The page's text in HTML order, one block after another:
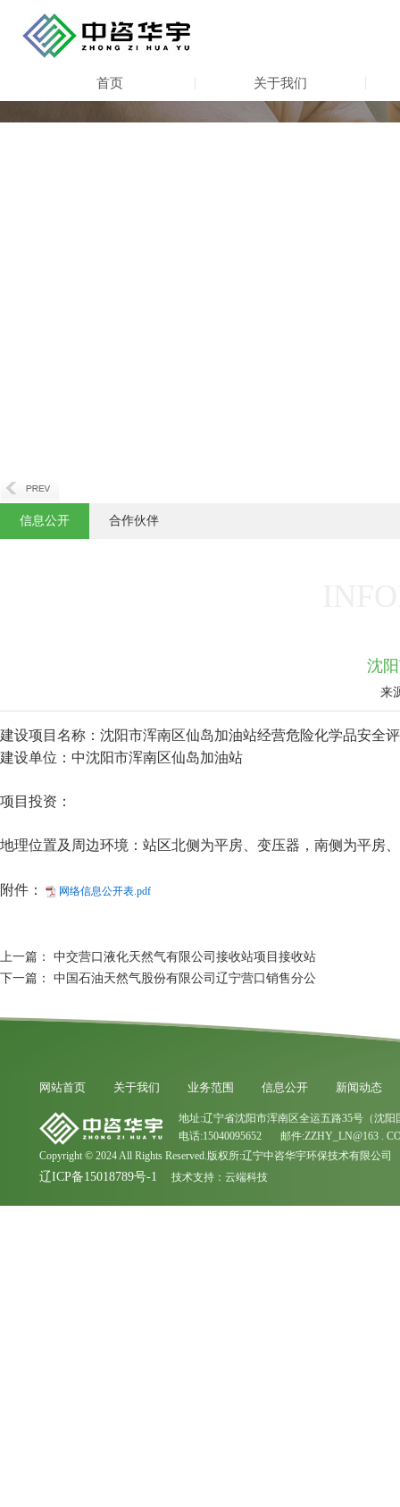
首页 关于我们
信息公开 合作伙伴
沈
来
建设项目名称：沈阳市浑南区仙岛加油站经营危险化学品安全
建设单位：中沈阳市浑南区仙岛加油站
项目投资：
地理位置及周边环境：站区北侧为平房、变压器，南侧为平房
附件： 网络信息公开表.pdf
上一篇： 中交营口液化天然气有限公司接收站项目接收站
下一篇： 中国石油天然气股份有限公司辽宁营口销售分公
网站首页 关于我们 业务范围 信息公开 新闻动态
地址:辽宁省沈阳市浑南区全运五路35号（沈阳
电话:15040095652 邮件:ZZHY_LN@163 .
Copyright © 2024 All Rights Reserved.版权所:辽宁中咨华宇环保技术有限公司
辽ICP备15018789号-1 技术支持： 云端科技